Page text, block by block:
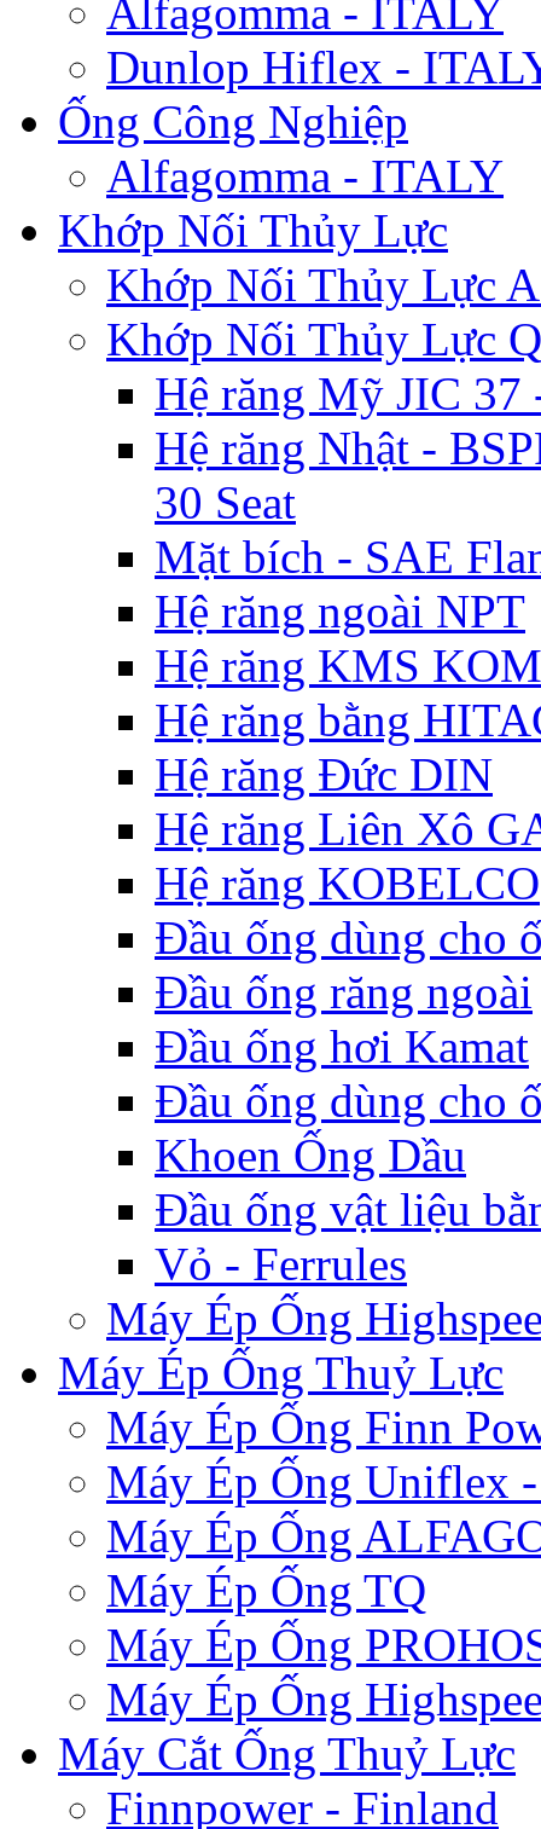
Alfagomma - ITALY
Dunlop Hiflex -
Ống Công Nghiệp
Alfagomma - ITALY
Khớp Nối Thủy Lực
Khớp Nối Thủy Lực
Khớp Nối Thủy Lực
Hệ răng Mỹ JIC
Hệ răng Nhật -
30 Seat
Mặt bích - SAE
Hệ răng ngoài NPT
Hệ răng KMS
Hệ răng bằng
Hệ răng Đức DIN
Hệ răng Liên Xô
Hệ răng KOBELCO
Đầu ống dùng cho
Đầu ống răng ngoài
Đầu ống hơi Kamat
Đầu ống dùng cho
Khoen Ống Dầu
Đầu ống vật liệu
Vỏ - Ferrules
Máy Ép Ống
Máy Ép Ống Thuỷ Lực
Máy Ép Ống Finn
Máy Ép Ống Uniflex
Máy Ép Ống
Máy Ép Ống TQ
Máy Ép Ống
Máy Ép Ống
Máy Cắt Ống Thuỷ Lực
Finnpower - Finland